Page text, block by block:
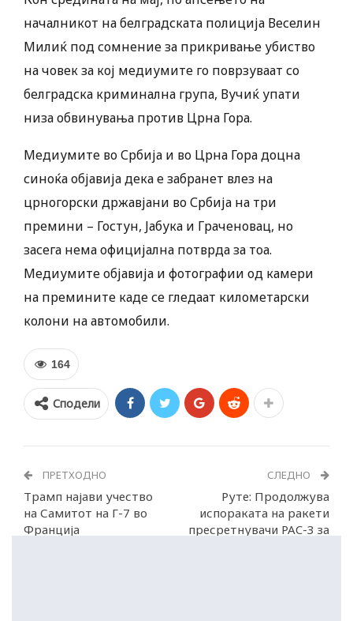
началникот на белградската полиција Веселин
Милиќ под сомнение за прикривање убиство
на човек за кој медиумите го поврзуваат со
белградска криминална група, Вучиќ упати
низа обвинувања против Црна Гора.
Медиумите во Србија и во Црна Гора доцна
синоќа објавија дека е забранет влез на
црногорски државјани во Србија на три
премини – Гостун, Јабука и Граченовац, но
засега нема официјална потврда за тоа.
Медиумите објавија и фотографии од камери
на премините каде се гледаат километарски
колони на автомобили.
164
Сподели
ПРЕТХОДНО
Трамп најави учество
на Самитот на Г-7 во
Франција
СЛЕДНО
Руте: Продолжува
испораката на ракети
пресретнувачи PAC-3 за